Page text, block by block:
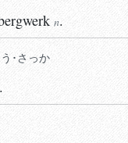
n.
･さっか
.